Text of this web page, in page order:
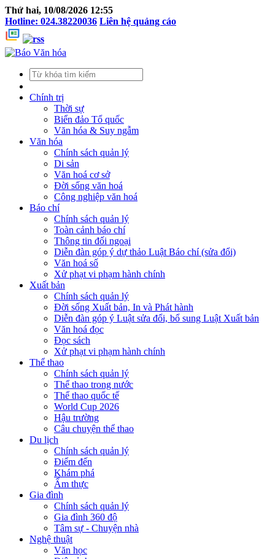
Thứ hai, 10/08/2026 12:55
Hotline: 024.38220036 Liên hệ quảng cáo
Chính trị
Thời sự
Biển đảo Tổ quốc
Văn hóa & Suy ngẫm
Văn hóa
Chính sách quản lý
Di sản
Văn hoá cơ sở
Đời sống văn hoá
Công nghiệp văn hoá
Báo chí
Chính sách quản lý
Toàn cảnh báo chí
Thông tin đối ngoại
Diễn đàn góp ý dự thảo Luật Báo chí (sửa đổi)
Văn hoá số
Xử phạt vi phạm hành chính
Xuất bản
Chính sách quản lý
Đời sống Xuất bản, In và Phát hành
Diễn đàn góp ý Luật sửa đổi, bổ sung Luật Xuất bản
Văn hoá đọc
Đọc sách
Xử phạt vi phạm hành chính
Thể thao
Chính sách quản lý
Thể thao trong nước
Thể thao quốc tế
World Cup 2026
Hậu trường
Câu chuyện thể thao
Du lịch
Chính sách quản lý
Điểm đến
Khám phá
Ẩm thực
Gia đình
Chính sách quản lý
Gia đình 360 độ
Tâm sự - Chuyện nhà
Nghệ thuật
Văn học